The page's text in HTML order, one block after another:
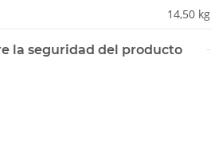
14,50 kg
la seguridad del producto